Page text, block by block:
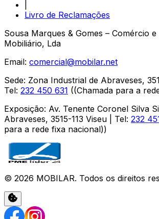
Livro de Reclamações
Sousa Marques & Gomes – Comércio
Mobiliário, Lda
Email: comercial@mobilar.net
Sede: Zona Industrial de Abraveses,
Tel: 232 450 631 ((Chamada para a
Exposição: Av. Tenente Coronel Silva
Abraveses, 3515-113 Viseu | Tel: 232
para a rede fixa nacional))
© 2026 MOBILAR. Todos os direitos